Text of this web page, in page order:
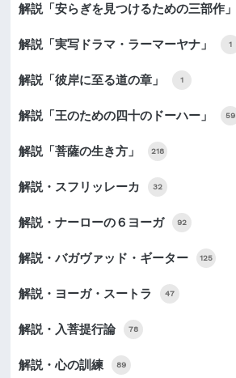
解説「安らぎを見つけるための三部作」
解説「実写ドラマ・ラーマーヤナ」 1
解説「彼岸に至る道の章」 1
解説「王のための四十のドーハー」 59
解説「菩薩の生き方」 218
解説・スフリッレーカ 32
解説・ナーローの６ヨーガ 92
解説・バガヴァッド・ギーター 125
解説・ヨーガ・スートラ 47
解説・入菩提行論 78
解説・心の訓練 89